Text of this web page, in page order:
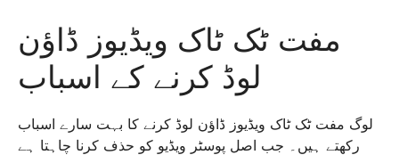
مفت ٹک ٹاک ویڈیوز ڈاؤن
لوڈ کرنے کے اسباب
لوگ مفت ٹک ٹاک ویڈیوز ڈاؤن لوڈ کرنے کا بہت سارے اسباب
رکھتے ہیں۔ جب اصل پوسٹر ویڈیو کو حذف کرنا چاہتا ہے